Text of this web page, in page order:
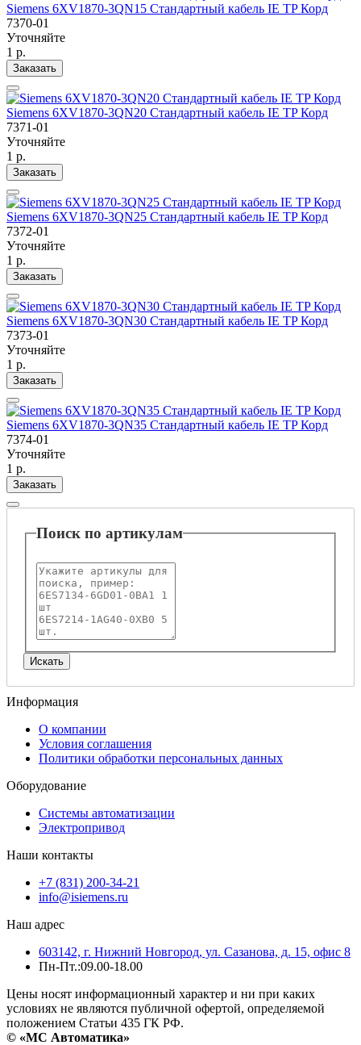
Siemens 6XV1870-3QN15 Стандартный кабель IE TP Корд
7370-01
Уточняйте
1 р.
Заказать
Siemens 6XV1870-3QN20 Стандартный кабель IE TP Корд
7371-01
Уточняйте
1 р.
Заказать
Siemens 6XV1870-3QN25 Стандартный кабель IE TP Корд
7372-01
Уточняйте
1 р.
Заказать
Siemens 6XV1870-3QN30 Стандартный кабель IE TP Корд
7373-01
Уточняйте
1 р.
Заказать
Siemens 6XV1870-3QN35 Стандартный кабель IE TP Корд
7374-01
Уточняйте
1 р.
Заказать
Поиск по артикулам
Информация
О компании
Условия соглашения
Политики обработки персональных данных
Оборудование
Системы автоматизации
Электропривод
Наши контакты
+7 (831) 200-34-21
info@isiemens.ru
Наш адрес
603142, г. Нижний Новгород, ул. Сазанова, д. 15, офис 8
Пн-Пт.:09.00-18.00
Цены носят информационный характер и ни при каких
условиях не являются публичной офертой, определяемой
положением Статьи 435 ГК РФ.
© «МС Автоматика»